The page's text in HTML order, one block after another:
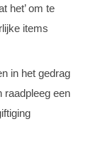
het’ om te
items
in het gedrag
raadpleeg een